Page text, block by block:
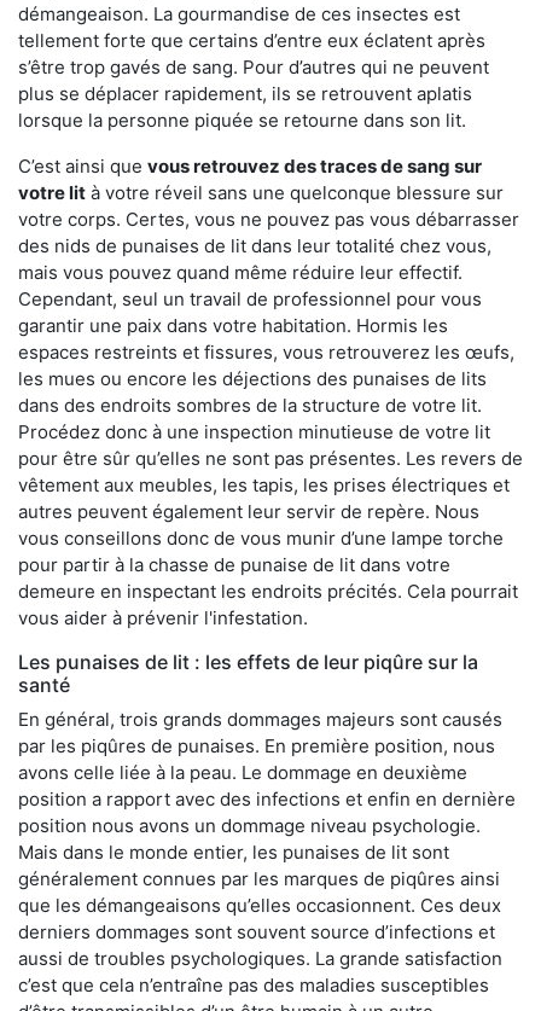
démangeaison. La gourmandise de ces insectes est
tellement forte que certains d’entre eux éclatent après
s’être trop gavés de sang. Pour d’autres qui ne peuvent
plus se déplacer rapidement, ils se retrouvent aplatis
lorsque la personne piquée se retourne dans son lit.
C’est ainsi que vous retrouvez des traces de sang sur
votre lit à votre réveil sans une quelconque blessure sur
votre corps. Certes, vous ne pouvez pas vous débarrasser
des nids de punaises de lit dans leur totalité chez vous,
mais vous pouvez quand même réduire leur effectif.
Cependant, seul un travail de professionnel pour vous
garantir une paix dans votre habitation. Hormis les
espaces restreints et fissures, vous retrouverez les œufs,
les mues ou encore les déjections des punaises de lits
dans des endroits sombres de la structure de votre lit.
Procédez donc à une inspection minutieuse de votre lit
pour être sûr qu’elles ne sont pas présentes. Les revers de
vêtement aux meubles, les tapis, les prises électriques et
autres peuvent également leur servir de repère. Nous
vous conseillons donc de vous munir d’une lampe torche
pour partir à la chasse de punaise de lit dans votre
demeure en inspectant les endroits précités. Cela pourrait
vous aider à prévenir l'infestation.
Les punaises de lit : les effets de leur piqûre sur la
santé
En général, trois grands dommages majeurs sont causés
par les piqûres de punaises. En première position, nous
avons celle liée à la peau. Le dommage en deuxième
position a rapport avec des infections et enfin en dernière
position nous avons un dommage niveau psychologie.
Mais dans le monde entier, les punaises de lit sont
généralement connues par les marques de piqûres ainsi
que les démangeaisons qu’elles occasionnent. Ces deux
derniers dommages sont souvent source d’infections et
aussi de troubles psychologiques. La grande satisfaction
c’est que cela n’entraîne pas des maladies susceptibles